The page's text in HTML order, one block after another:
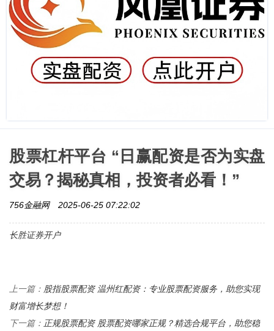
股票杠杆平台 “日赢配资是否为实盘
交易？揭秘真相，投资者必看！”
756金融网 2025-06-25 07:22:02
长胜证券开户
上一篇： 股指股票配资 温州红配资：专业股票配资服务，助您实现
财富增长梦想！
下一篇： 正规股票配资 股票配资哪家正规？精选合规平台，助您稳